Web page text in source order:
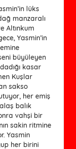
lüks
manzaralı
Altınkum
Yasmin’in
büyüleyen
kasar
Kuşlar
sakso
her emiş
balık
vahşi bir
sakin ritmine
Yasmin
her birini